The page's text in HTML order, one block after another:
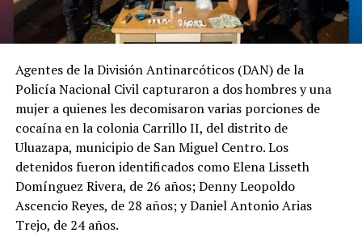
incrementan un 12.3 % en
enero de 2026
26 febrero, 2026
RELATED TOPICS:
UP NEXT
La Selecta rescata un punto en el Caribe: empate 2-2
ante República Dominicana en la fecha FIFA
DON'T MISS
La Copa del Mundo 2026 aplicará nuevas reglas de FIFA
coordinación con la
@PNCSV.
Afortunadamente, ha
sido localizado sin ser
víctima de ningún
delito.
pic.twitter.com/
Agentes de la División Antinarcóticos (DAN) de la
Policía Nacional Civil capturaron a dos hombres y una
mujer a quienes les decomisaron varias porciones de
cocaína en la colonia Carrillo II, del distrito de
Uluazapa, municipio de San Miguel Centro. Los
detenidos fueron identificados como Elena Lisseth
Domínguez Rivera, de 26 años; Denny Leopoldo
Ascencio Reyes, de 28 años; y Daniel Antonio Arias
Trejo, de 24 años.